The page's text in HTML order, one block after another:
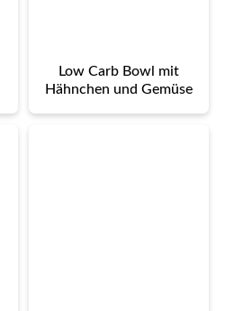
Low Carb Bowl mit
Hähnchen und Gemüse